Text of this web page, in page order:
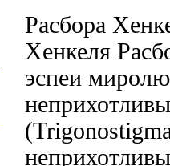
Расбора
Хенкеля
эспеи